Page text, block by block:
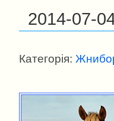
2014-07-04
Категорія: